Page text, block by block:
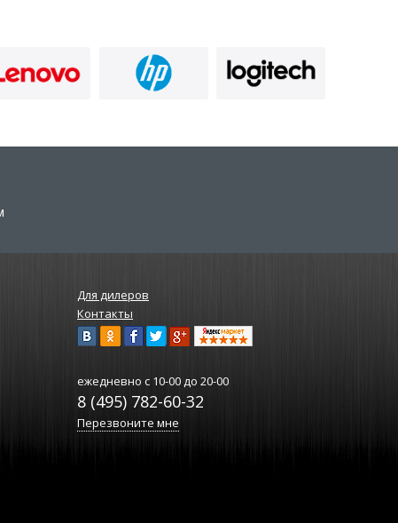
Для дилеров
Контакты
ежедневно с 10-00 до 20-00
8 (495) 782-60-32
Перезвоните мне